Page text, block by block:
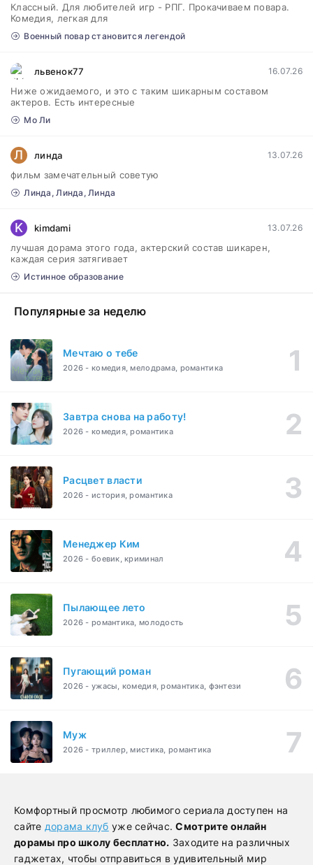
Классный. Для любителей игр - РПГ. Прокачиваем повара.
Комедия, легкая для
Военный повар становится легендой
львенок77 16.07.26
Ниже ожидаемого, и это с таким шикарным составом
актеров. Есть интересные
Мо Ли
Л линда 13.07.26
фильм замечательный советую
Линда, Линда, Линда
K kimdami 13.07.26
лучшая дорама этого года, актерский состав шикарен,
каждая серия затягивает
Истинное образование
Популярные за неделю
Мечтаю о тебе
2026 - комедия, мелодрама, романтика
Завтра снова на работу!
2026 - комедия, романтика
Расцвет власти
2026 - история, романтика
Менеджер Ким
2026 - боевик, криминал
Пылающее лето
2026 - романтика, молодость
Пугающий роман
2026 - ужасы, комедия, романтика, фэнтези
Муж
2026 - триллер, мистика, романтика
Комфортный просмотр любимого сериала доступен на
сайте дорама клуб уже сейчас.Смотрите онлайн
дорамы про школу бесплатно. Заходите на различных
гаджетах, чтобы отправиться в удивительный мир